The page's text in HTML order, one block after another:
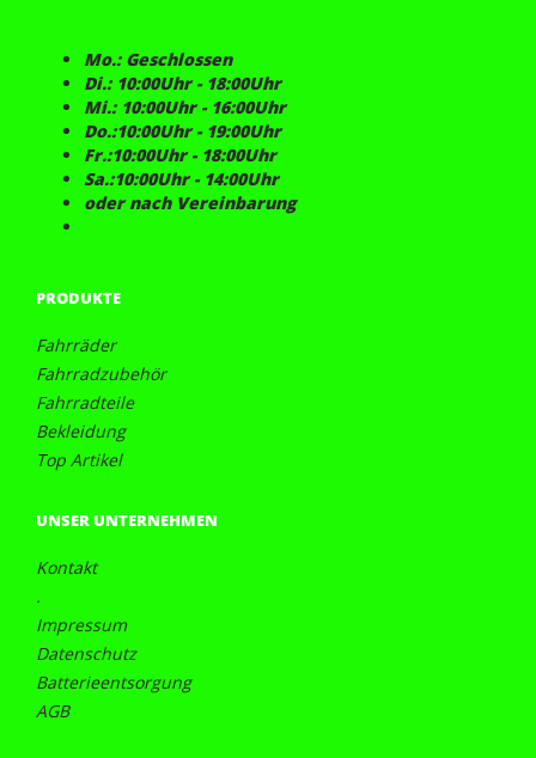
Mo.: Geschlossen
Di.: 10:00Uhr - 18:00Uhr
Mi.: 10:00Uhr - 16:00Uhr
Do.:10:00Uhr - 19:00Uhr
Fr.:10:00Uhr - 18:00Uhr
Sa.:10:00Uhr - 14:00Uhr
oder nach Vereinbarung
PRODUKTE
Fahrräder
Fahrradzubehör
Fahrradteile
Bekleidung
Top Artikel
UNSER UNTERNEHMEN
Kontakt
.
Impressum
Datenschutz
Batterieentsorgung
AGB